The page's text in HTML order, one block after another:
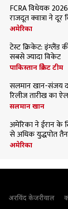
FCRA विधेयक
राजदूत क्वात्रा ने दूर
अमेरिका
टेस्ट क्रिकेट: इंग्लैंड
सबसे ज्यादा विकेट
पाकिस्तान क्रिकेट टीम
सलमान खान-संजय
रिलीज तारीख का
सलमान खान
अमेरिका ने ईरान के
से अधिक युद्धपोत
अमेरिका
अरविंद केजरीवाल